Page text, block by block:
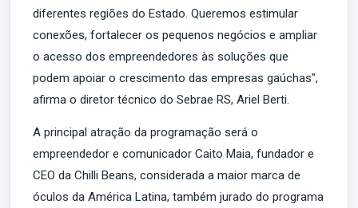
diferentes regiões do Estado. Queremos estimular
conexões, fortalecer os pequenos negócios e ampliar
o acesso dos empreendedores às soluções que
podem apoiar o crescimento das empresas gaúchas",
afirma o diretor técnico do Sebrae RS, Ariel Berti.
A principal atração da programação será o
empreendedor e comunicador Caito Maia, fundador e
CEO da Chilli Beans, considerada a maior marca de
óculos da América Latina, também jurado do programa